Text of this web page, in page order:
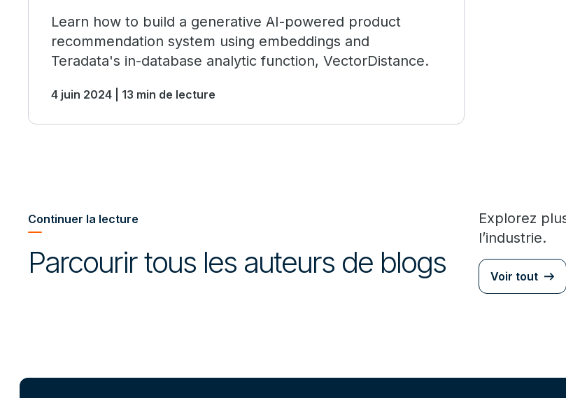
Learn how to build a generative AI-powered product
recommendation system using embeddings and
Teradata's in-database analytic function, VectorDistance.
4 juin 2024 | 13 min de lecture
Continuer la lecture
Parcourir tous les auteurs de blogs
Explorez
l’industrie.
Voir tout